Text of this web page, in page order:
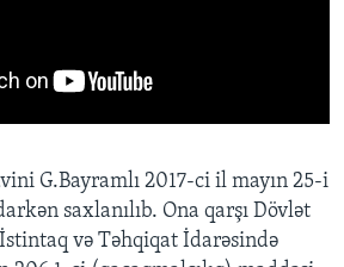
G.Bayramlı 2017-ci il mayın 25-i
saxlanılıb. Ona qarşı Dövlət
və Təhqiqat İdarəsində